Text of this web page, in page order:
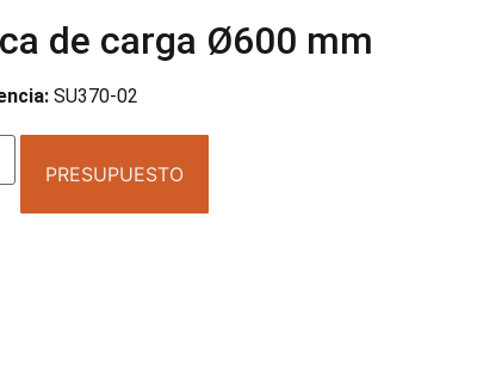
de carga Ø600 mm
SU370-02
PRESUPUESTO